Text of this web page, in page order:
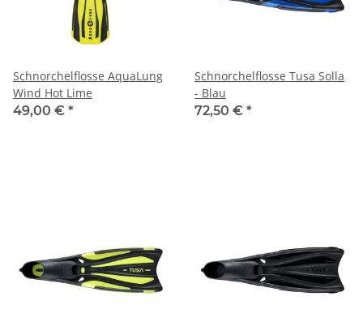
Schnorchelflosse AquaLung
Wind Hot Lime
49,00 € *
Schnorchelflosse Tusa Solla
- Blau
72,50 € *